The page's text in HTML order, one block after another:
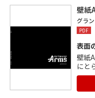
す。
属す
なり
リ」
壁紙
グラ
PDF
表面
壁紙
にと
ーと
切
アリ